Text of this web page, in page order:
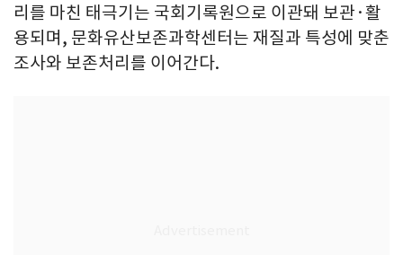
리를 마친 태극기는 국회기록원으로 이관돼 보관·활
용되며, 문화유산보존과학센터는 재질과 특성에 맞춘
조사와 보존처리를 이어간다.